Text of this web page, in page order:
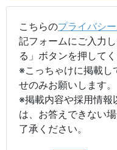
こちらのプライバシ
記フォームにご入力
る」ボタンを押してく
※こっちゃけに掲載し
せのみお願いします。
※掲載内容や採用情報
は、お答えできない
了承ください。